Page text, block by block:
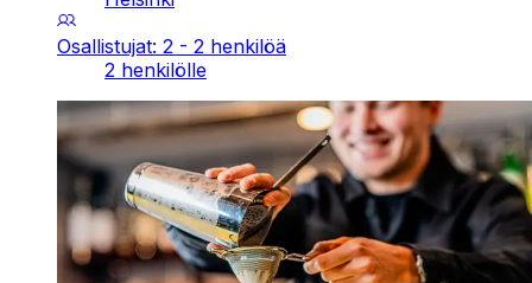
Osallistujat: 2 - 2 henkilöä
2 henkilölle